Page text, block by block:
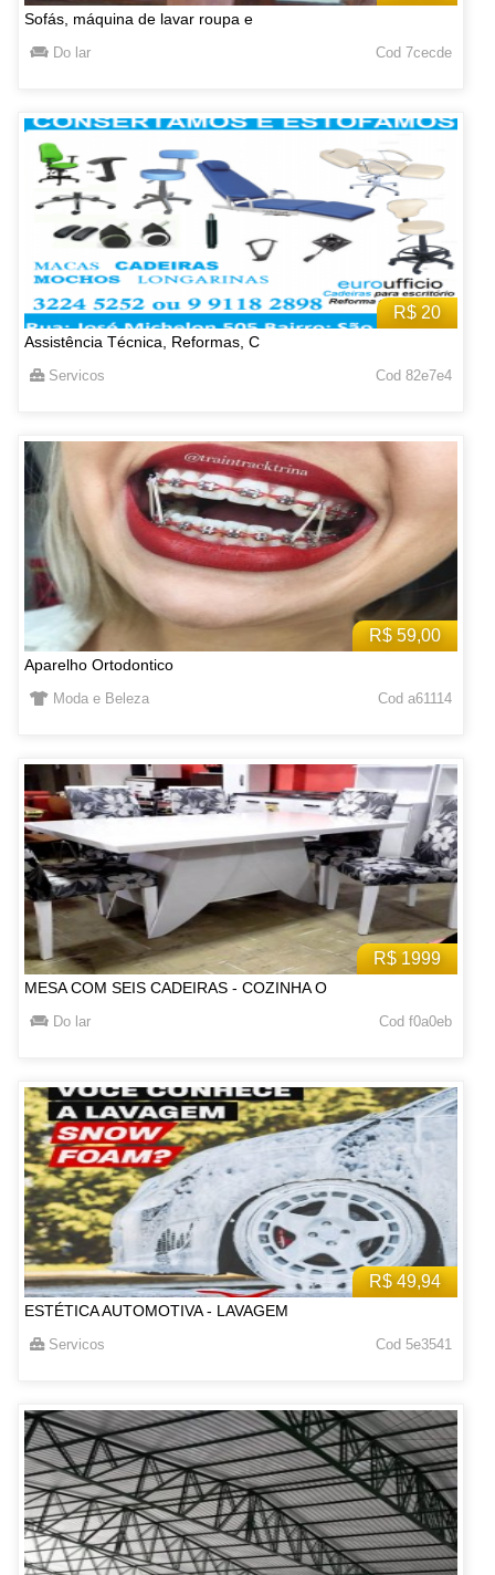
Sofás, máquina de lavar roupa e
Do lar Cod 7cecde
R$ 20
Assistência Técnica, Reformas, C
Servicos Cod 82e7e4
R$ 59,00
Aparelho Ortodontico
Moda e Beleza Cod a61114
R$ 1999
MESA COM SEIS CADEIRAS - COZINHA O
Do lar Cod f0a0eb
R$ 49,94
ESTÉTICA AUTOMOTIVA - LAVAGEM
Servicos Cod 5e3541